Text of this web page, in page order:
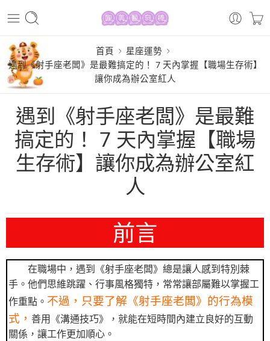
首頁
星座運勢
遇到《射手座老闆》是最難搞定的！ 7 天內掌握【職場生存術】
讓你成為辦公室紅人
遇到《射手座老闆》是最難
搞定的！ 7 天內掌握【職場
生存術】讓你成為辦公室紅
人
前言
在職場中，遇到《射手座老闆》總是讓人感到特別棘
手。他們思維跳躍、行事風格獨特，常常讓部屬難以掌握工
作重點。 不過，只要了解《射手座老闆》的行為模
式， 善用《溝通技巧》，就能在短時間內建立良好的互動
關係，讓工作更加順心。